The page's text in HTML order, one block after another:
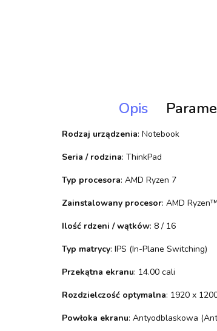
Opis
Rodzaj urządzenia: Notebook
Seria / rodzina: ThinkPad
Typ procesora: AMD Ryzen 7
Zainstalowany procesor: AMD
Ilość rdzeni / wątków: 8 / 16
Typ matrycy: IPS (In-Plane Switching)
Przekątna ekranu: 14.00 cali
Rozdzielczość optymalna: 1920 x
Powłoka ekranu: Antyodblaskowa